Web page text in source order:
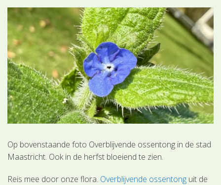
Op bovenstaande foto Overblijvende ossentong in de stad
Maastricht. Ook in de herfst bloeiend te zien.
Reis mee door onze flora. Overblijvende ossentong uit de